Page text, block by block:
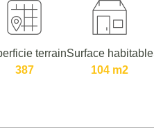
terrain
387
Surface habitable
104 m2